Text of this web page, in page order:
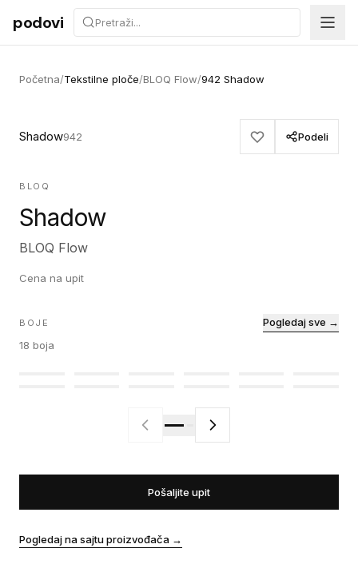
Preskoči na sadržaj
podovi
Početna/Tekstilne ploče/BLOQ Flow/942 Shadow
Shadow942 Podeli
BLOQ
Shadow
BLOQ Flow
Cena na upit
BOJE
18 boja
Pogledaj sve →
Pošaljite upit
Pogledaj na sajtu proizvođača →